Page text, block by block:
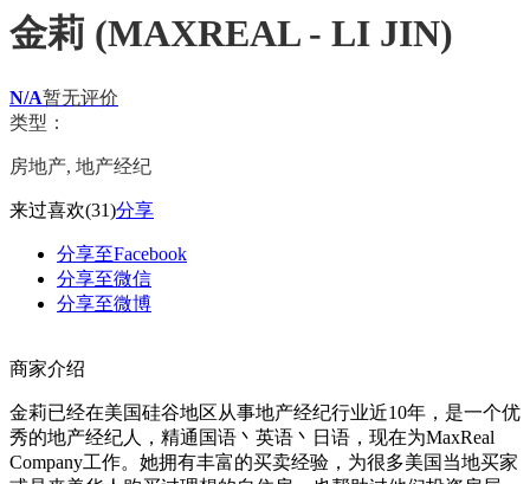
金莉 (MAXREAL - LI JIN)
N/A暂无评价
类型：
房地产, 地产经纪
来过喜欢(31)分享
分享至Facebook
分享至微信
分享至微博
商家介绍
金莉已经在美国硅谷地区从事地产经纪行业近10年，是一个优
秀的地产经纪人，精通国语丶英语丶日语，现在为MaxReal
Company工作。她拥有丰富的买卖经验，为很多美国当地买家